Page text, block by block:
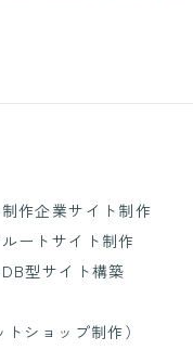
作企業サイト制作
ルートサイト制作
DB型サイト構築
トショップ制作）